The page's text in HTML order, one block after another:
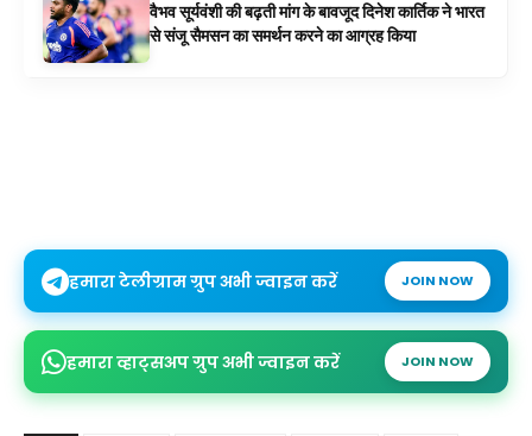
वैभव सूर्यवंशी की बढ़ती मांग के बावजूद दिनेश कार्तिक ने भारत
से संजू सैमसन का समर्थन करने का आग्रह किया
हमारा टेलीग्राम ग्रुप अभी ज्वाइन करें JOIN NOW
हमारा व्हाट्सअप ग्रुप अभी ज्वाइन करें JOIN NOW